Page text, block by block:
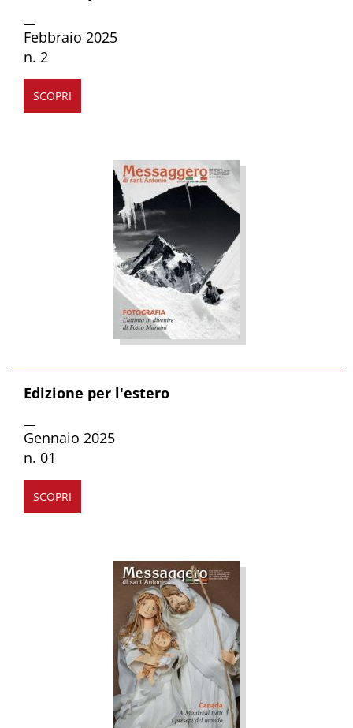
Febbraio 2025
n. 2
SCOPRI
Edizione per l'estero
Gennaio 2025
n. 01
SCOPRI